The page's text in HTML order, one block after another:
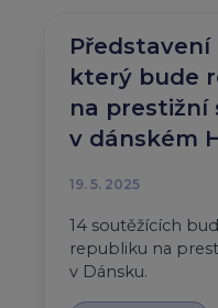
který bude
na prestižní
v dánském
19. 5. 2025
14 soutěžících
republiku na
v Dánsku.